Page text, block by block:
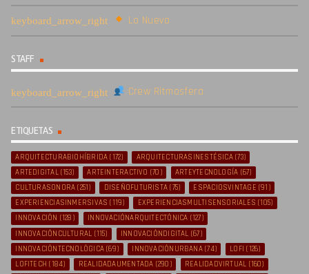
Lo Nuevo
STAFF
Crew Ritmosfera
ETIQUETAS
ARQUITECTURABIOHÍBRIDA (172) ARQUITECTURASINESTÉSICA(73)
ARTEDIGITAL(153) ARTEINTERACTIVO (70) ARTEYTECNOLOGÍA (67)
CULTURASONORA (251) DISEÑOFUTURISTA (75) ESPACIOSVINTAGE (91)
EXPERIENCIASINMERSIVAS (119) EXPERIENCIASMULTISENSORIALES (105)
INNOVACIÓN (128) INNOVACIÓNARQUITECTÓNICA (127)
INNOVACIÓNCULTURAL (115) INNOVACIÓNDIGITAL (67)
INNOVACIÓNTECNOLÓGICA (69) INNOVACIÓNURBANA(74) LOFI (126)
LOFITECH (184) REALIDADAUMENTADA (290) REALIDADVIRTUAL (160)